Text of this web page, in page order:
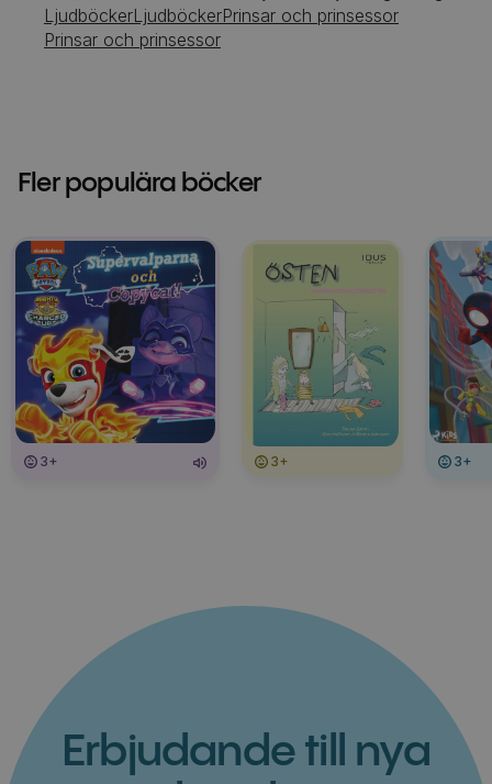
LjudböckerLjudböckerPrinsar och prinsessor
Prinsar och prinsessor
Fler populära böcker
3+ 3+ 3+
Erbjudande till nya